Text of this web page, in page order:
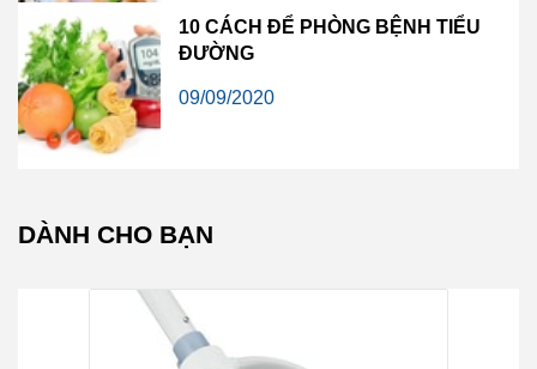
10 CÁCH ĐỂ PHÒNG BỆNH TIỂU
ĐƯỜNG
09/09/2020
DÀNH CHO BẠN